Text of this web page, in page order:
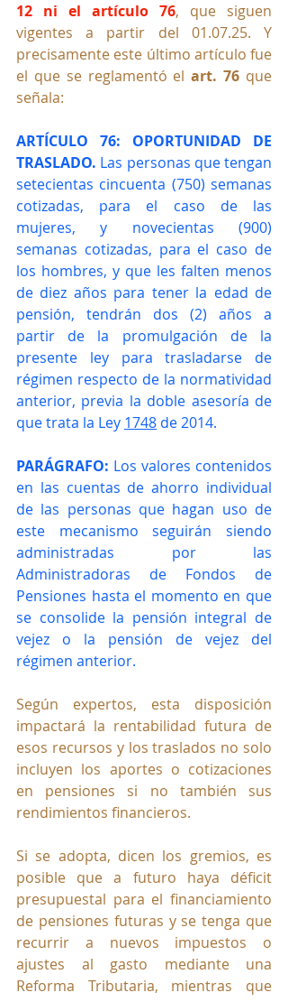
12 ni el artículo 76, que siguen
vigentes a partir del 01.07.25. Y
precisamente este último artículo fue
el que se reglamentó el art. 76 que
señala:
ARTÍCULO 76: OPORTUNIDAD DE
TRASLADO. Las personas que tengan
setecientas cincuenta (750) semanas
cotizadas, para el caso de las
mujeres, y novecientas (900)
semanas cotizadas, para el caso de
los hombres, y que les falten menos
de diez años para tener la edad de
pensión, tendrán dos (2) años a
partir de la promulgación de la
presente ley para trasladarse de
régimen respecto de la normatividad
anterior, previa la doble asesoría de
que trata la Ley 1748 de 2014.
PARÁGRAFO: Los valores contenidos
en las cuentas de ahorro individual
de las personas que hagan uso de
este mecanismo seguirán siendo
administradas por las
Administradoras de Fondos de
Pensiones hasta el momento en que
se consolide la pensión integral de
vejez o la pensión de vejez del
régimen anterior.
Según expertos, esta disposición
impactará la rentabilidad futura de
esos recursos y los traslados no solo
incluyen los aportes o cotizaciones
en pensiones si no también sus
rendimientos financieros.
Si se adopta, dicen los gremios, es
posible que a futuro haya déficit
presupuestal para el financiamiento
de pensiones futuras y se tenga que
recurrir a nuevos impuestos o
ajustes al gasto mediante una
Reforma Tributaria, mientras que